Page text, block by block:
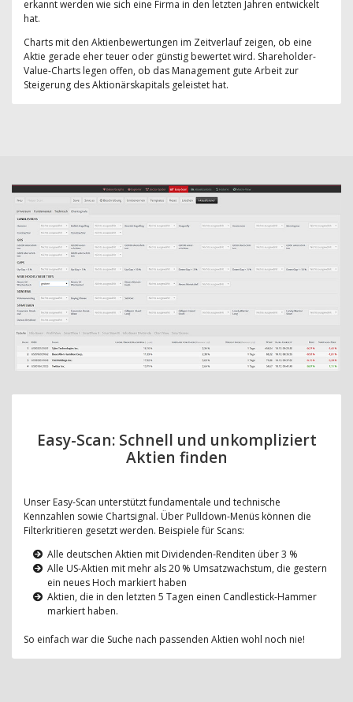
erkannt werden wie sich eine Firma in den letzten Jahren entwickelt
hat.
Charts mit den Aktienbewertungen im Zeitverlauf zeigen, ob eine
Aktie gerade eher teuer oder günstig bewertet wird. Shareholder-
Value-Charts legen offen, ob das Management gute Arbeit zur
Steigerung des Aktionärskapitals geleistet hat.
Easy-Scan: Schnell und unkompliziert
Aktien finden
Unser Easy-Scan unterstützt fundamentale und technische
Kennzahlen sowie Chartsignal. Über Pulldown-Menüs können die
Filterkritieren gesetzt werden. Beispiele für Scans:
Alle deutschen Aktien mit Dividenden-Renditen über 3 %
Alle US-Aktien mit mehr als 20 % Umsatzwachstum, die gestern
ein neues Hoch markiert haben
Aktien, die in den letzten 5 Tagen einen Candlestick-Hammer
markiert haben.
So einfach war die Suche nach passenden Aktien wohl noch nie!